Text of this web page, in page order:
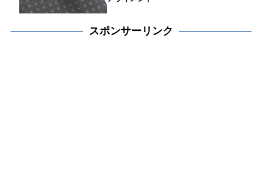
スポンサーリンク